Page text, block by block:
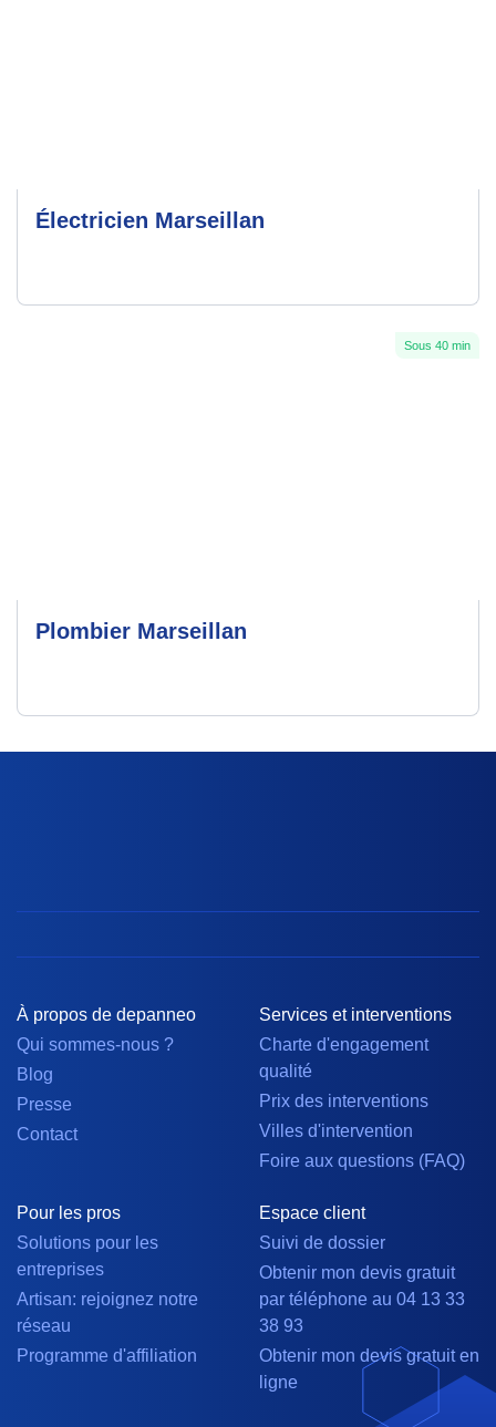
Électricien Marseillan
Sous 40 min
Plombier Marseillan
À propos de depanneo
Qui sommes-nous ?
Blog
Presse
Contact
Services et interventions
Charte d'engagement
qualité
Prix des interventions
Villes d'intervention
Foire aux questions (FAQ)
Pour les pros
Solutions pour les
entreprises
Artisan: rejoignez notre
réseau
Programme d'affiliation
Espace client
Suivi de dossier
Obtenir mon devis gratuit
par téléphone au 04 13 33
38 93
Obtenir mon devis gratuit en
ligne